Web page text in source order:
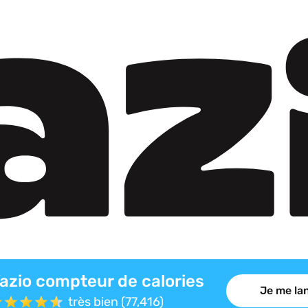
compteur de calories
très bien (77,416)
Je me